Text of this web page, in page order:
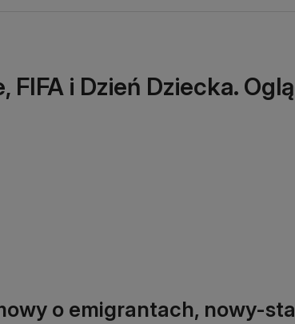
FIFA i Dzień Dziecka.
o emigrantach, nowy-